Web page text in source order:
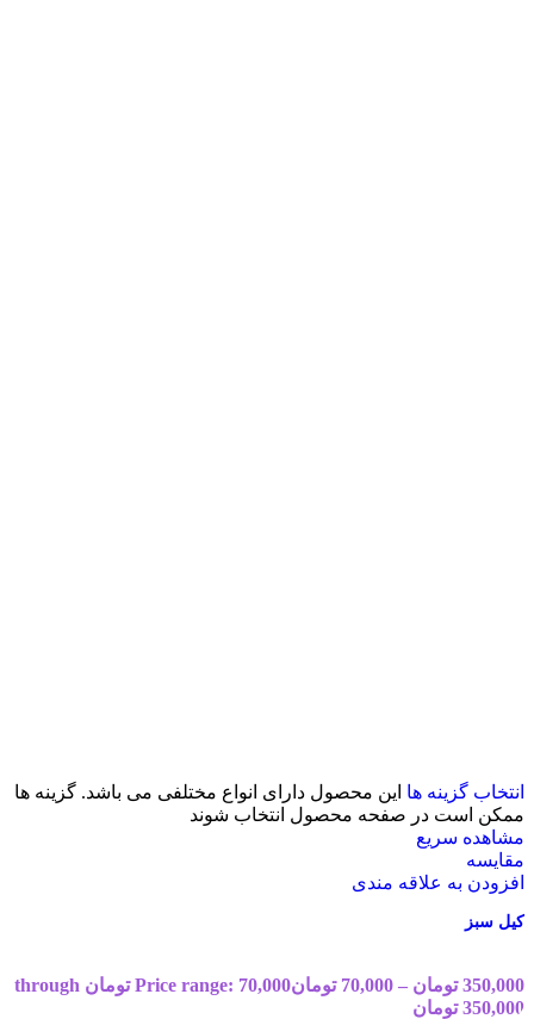
انتخاب گزینه ها این محصول دارای انواع مختلفی می باشد. گزینه ها
ممکن است در صفحه محصول انتخاب شوند
مشاهده سریع
مقایسه
افزودن به علاقه مندی
کیل سبز
350,000 تومان –
70,000 تومان
Price range: 70,000 تومان through
350,000 تومان